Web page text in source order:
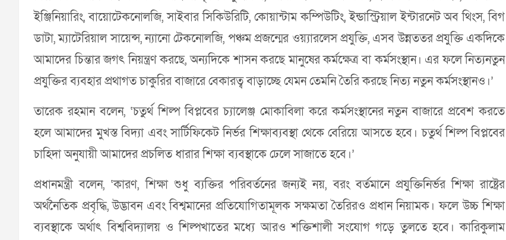
ইঞ্জিনিয়ারিং, বায়োটেকনোলজি, সাইবার সিকিউরিটি, কোয়ান্টাম কম্পিউটিং, ইন্ডাস্ট্রিয়াল ইন্টারনেট অব থিংস, বিগ
ডাটা, ম্যাটেরিয়াল সায়েন্স, ন্যানো টেকনোলজি, পঞ্চম প্রজন্মের ওয়্যারলেস প্রযুক্তি, এসব উন্নততর প্রযুক্তি একদিকে
আমাদের চিন্তার জগৎ নিয়ন্ত্রণ করছে, অন্যদিকে শাসন করছে মানুষের কর্মক্ষেত্র বা কর্মসংস্থান। এর ফলে নিত্যনতুন
প্রযুক্তির ব্যবহার প্রথাগত চাকুরির বাজারে বেকারত্ব বাড়াচ্ছে যেমন তেমনি তৈরি করছে নিত্য নতুন কর্মসংস্থানও।’
তারেক রহমান বলেন, ‘চতুর্থ শিল্প বিপ্লবের চ্যালেঞ্জ মোকাবিলা করে কর্মসংস্থানের নতুন বাজারে প্রবেশ করতে
হলে আমাদের মুখস্ত বিদ্যা এবং সার্টিফিকেট নির্ভর শিক্ষাব্যবস্থা থেকে বেরিয়ে আসতে হবে। চতুর্থ শিল্প বিপ্লবের
চাহিদা অনুযায়ী আমাদের প্রচলিত ধারার শিক্ষা ব্যবস্থাকে ঢেলে সাজাতে হবে।’
প্রধানমন্ত্রী বলেন, ‘কারণ, শিক্ষা শুধু ব্যক্তির পরিবর্তনের জন্যই নয়, বরং বর্তমানে প্রযুক্তিনির্ভর শিক্ষা রাষ্ট্রের
অর্থনৈতিক প্রবৃদ্ধি, উদ্ভাবন এবং বিশ্বমানের প্রতিযোগিতামূলক সক্ষমতা তৈরিরও প্রধান নিয়ামক। ফলে উচ্চ শিক্ষা
ব্যবস্থাকে অর্থাৎ বিশ্ববিদ্যালয় ও শিল্পখাতের মধ্যে আরও শক্তিশালী সংযোগ গড়ে তুলতে হবে। কারিকুলাম